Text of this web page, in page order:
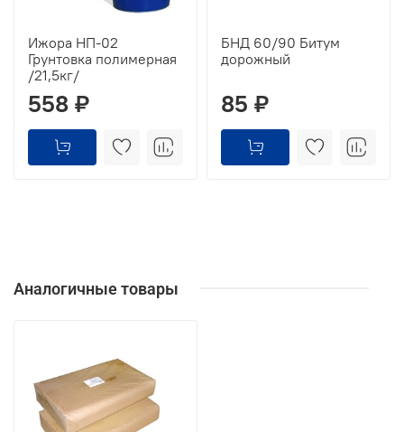
Ижора НП-02
Грунтовка полимерная
/21,5кг/
558 ₽
БНД 60/90 Битум
дорожный
85 ₽
Аналогичные товары